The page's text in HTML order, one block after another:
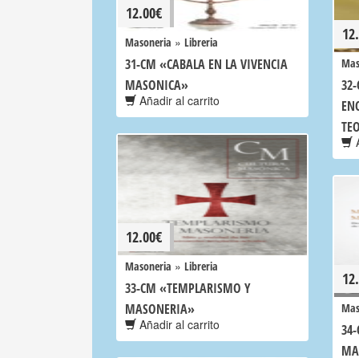
12.00€
Masoneria » Libreria
31-CM «CABALA EN LA VIVENCIA
MASONICA»
Añadir al carrito
12.00€
Masoneria » Libreria
33-CM «TEMPLARISMO Y
MASONERIA»
Añadir al carrito